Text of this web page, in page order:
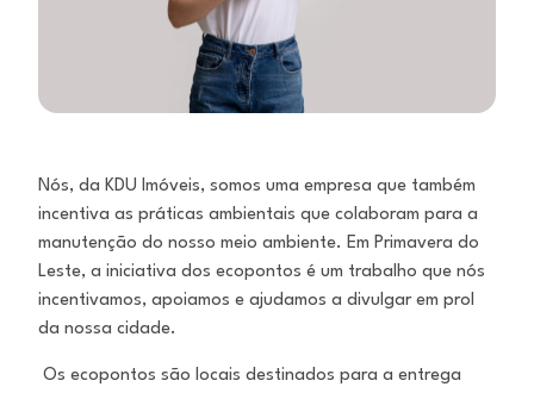
Nós, da KDU Imóveis, somos uma empresa que também
incentiva as práticas ambientais que colaboram para a
manutenção do nosso meio ambiente. Em Primavera do
Leste, a iniciativa dos ecopontos é um trabalho que nós
incentivamos, apoiamos e ajudamos a divulgar em prol
da nossa cidade.
Os ecopontos são locais destinados para a entrega